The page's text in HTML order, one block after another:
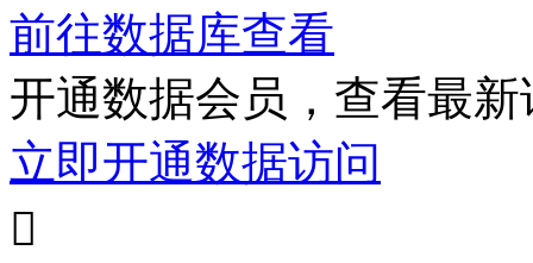
前往数据库查看
开通数据会员，查看最
立即开通数据访问
